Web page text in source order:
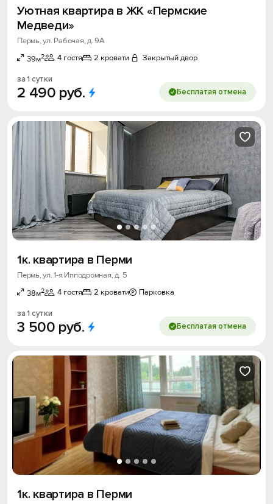
Уютнaя кваpтиpa в ЖК «Пермские
Медведи»
Пермь, ул. Рабочая, д. 9А
39м2 4 гостя 2 кровати Закрытый двор
за 1 сутки
2 490 руб. Бесплатая отмена
1к. квартира в Перми
Пермь, ул. 1-я Ипподромная, д. 5
38м2 4 гостя 2 кровати Парковка
за 1 сутки
3 500 руб. Бесплатая отмена
1к. квартира в Перми